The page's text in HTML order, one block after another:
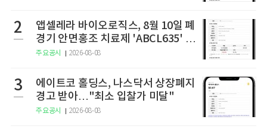
2
앱셀레라 바이오로직스, 8월 10일 폐
경기 안면홍조 치료제 'ABCL635' 임
상 2상 결과 발표
주요공시 2026-08-08
3
에이트코 홀딩스, 나스닥서 상장폐지
경고 받아…"최소 입찰가 미달"
주요공시 2026-08-08